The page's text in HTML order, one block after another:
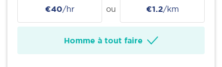
€40/hr ou €1.2/km
Homme à tout faire